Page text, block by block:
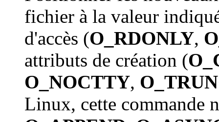
fichier à la valeur
d'accès (O_RDONLY,
attributs de création (
O_NOCTTY,
Linux, cette commande